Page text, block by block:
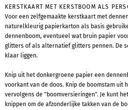
KERSTKAART MET KERSTBOOM ALS
Voor een zelfgemaakte kerstkaart met
naturelkleurig papierkarton als basis
dennenboom, eventueel wat bruin papier
glitters of als alternatief glitters pennen. De
klaar liggen.
Knip uit het donkergroene papier een
voorkant van de doos. Knip de boomstam uit
vervolgens de "boomversieringen". Je kunt
knippen om de afzonderlijke takken van de